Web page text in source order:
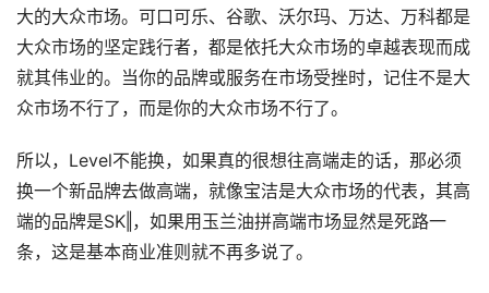
大的大众市场。可口可乐、谷歌、沃尔玛、万达、万科都是
大众市场的坚定践行者，都是依托大众市场的卓越表现而成
就其伟业的。当你的品牌或服务在市场受挫时，记住不是大
众市场不行了，而是你的大众市场不行了。
所以，Level不能换，如果真的很想往高端走的话，那必须
换一个新品牌去做高端，就像宝洁是大众市场的代表，其高
端的品牌是SK‖，如果用玉兰油拼高端市场显然是死路一
条，这是基本商业准则就不再多说了。